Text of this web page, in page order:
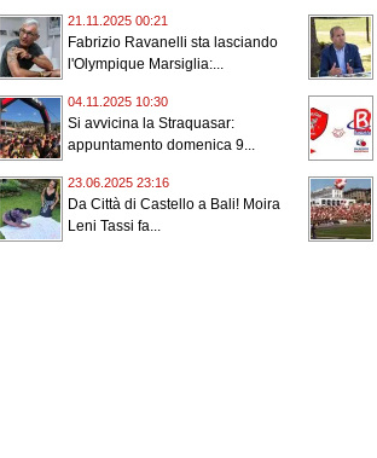
21.11.2025 00:21
Fabrizio Ravanelli sta lasciando
l'Olympique Marsiglia:...
04.11.2025 10:30
Si avvicina la Straquasar:
appuntamento domenica 9...
23.06.2025 23:16
Da Città di Castello a Bali! Moira
Leni Tassi fa...